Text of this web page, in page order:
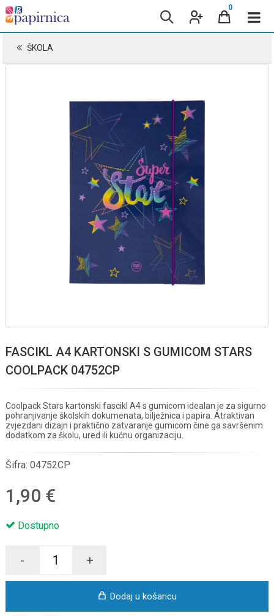
0
ŠKOLA
FASCIKL A4 KARTONSKI S GUMICOM STARS
COOLPACK 04752CP
Coolpack Stars kartonski fascikl A4 s gumicom idealan je za sigurno
pohranjivanje školskih dokumenata, bilježnica i papira. Atraktivan
zvjezdani dizajn i praktično zatvaranje gumicom čine ga savršenim
dodatkom za školu, ured ili kućnu organizaciju.
Šifra: 04752CP
1,90 €
Dostupno
- +
Dodaj u košaricu